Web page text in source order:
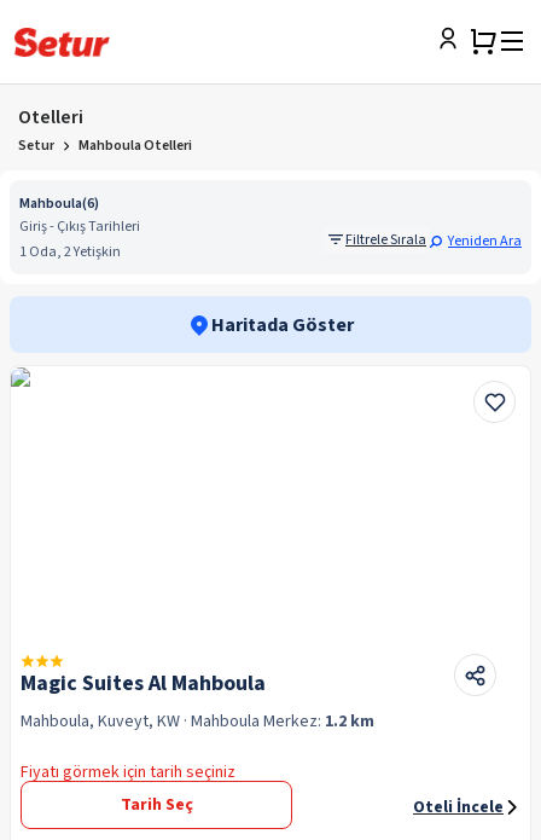
Otelleri
Setur Mahboula Otelleri
Mahboula(6)
Giriş - Çıkış Tarihleri
1 Oda, 2 Yetişkin
Filtrele Sırala Yeniden Ara
Haritada Göster
Magic Suites Al Mahboula
Mahboula, Kuveyt, KW · Mahboula Merkez: 1.2 km
Fiyatı görmek için tarih seçiniz
Tarih Seç
Oteli İncele